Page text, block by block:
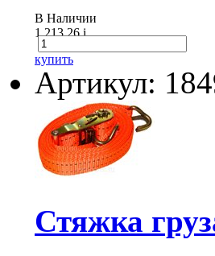
В Наличии
1 213.26i
купить
Артикул:
Стяжка